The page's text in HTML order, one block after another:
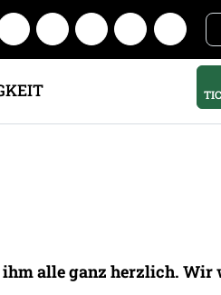
alle ganz herzlich. Wir